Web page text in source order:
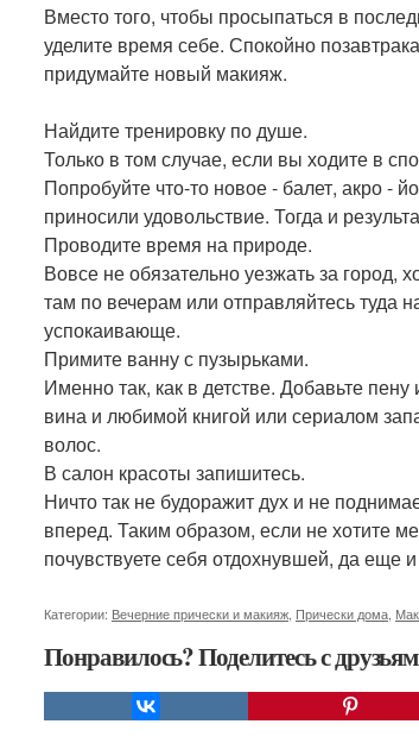
Вместо того, чтобы просыпаться в
уделите время себе. Спокойно
придумайте новый макияж.
Найдите тренировку по душе.
Только в том случае, если вы ходите в
Попробуйте что-то новое - балет, акро -
приносили удовольствие. Тогда и
Проводите время на природе.
Вовсе не обязательно уезжать за город,
там по вечерам или отправляйтесь туда
успокаивающе.
Примите ванну с пузырьками.
Именно так, как в детстве. Добавьте
вина и любимой книгой или сериалом
волос.
В салон красоты запишитесь.
Ничто так не будоражит дух и не
вперед. Таким образом, если не хотите
почувствуете себя отдохнувшей, да еще
Категории: Вечерние прически и макияж Прически дома
Понравилось? Поделитесь с